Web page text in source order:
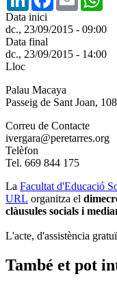
Data inici
dc., 23/09/2015 - 09:00
Data final
dc., 23/09/2015 - 14:00
Lloc
Palau Macaya
Passeig de Sant Joan,
Correu de Contacte
ivergara@peretarres.org
Telèfon
Tel. 669 844 175
La Facultat d'Educació
URL organitza el
clàusules socials i
L'acte, d'assistència
També et pot